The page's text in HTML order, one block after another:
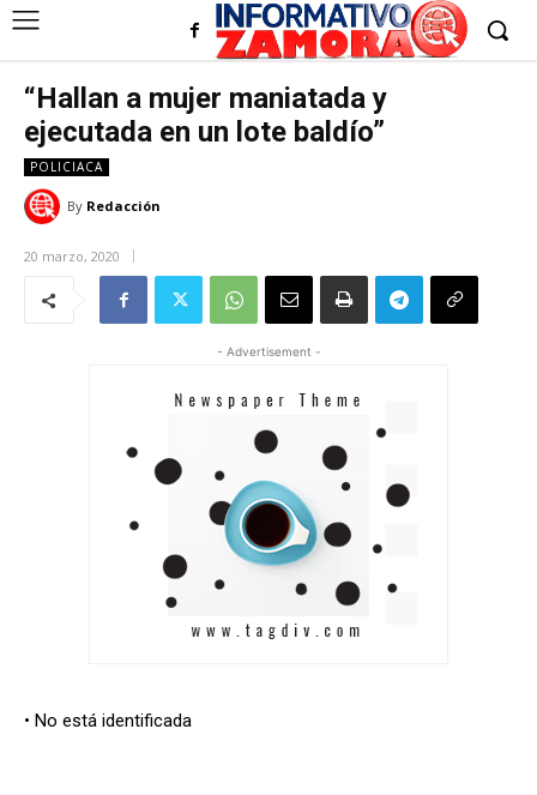
“Hallan a mujer maniatada y
ejecutada en un lote baldío”
POLICIACA
By Redacción
20 marzo, 2020
- Advertisement -
• No está identificada